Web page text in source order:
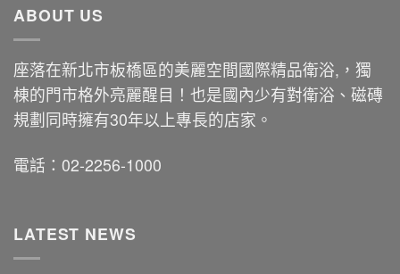
ABOUT US
座落在新北市板橋區的美麗空間國際精品衛浴,，獨
棟的門市格外亮麗醒目！也是國內少有對衛浴、磁磚
規劃同時擁有30年以上專長的店家。
電話：02-2256-1000
LATEST NEWS